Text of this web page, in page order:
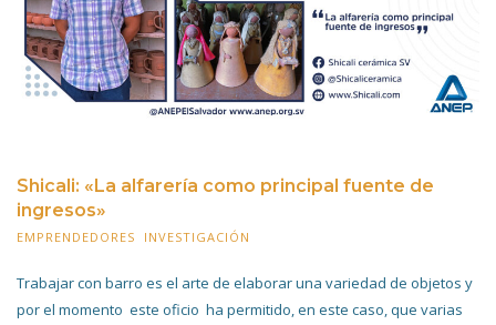
Shicali: «La alfarería como principal fuente de
ingresos»
EMPRENDEDORES INVESTIGACIÓN
Trabajar con barro es el arte de elaborar una variedad de objetos y
por el momento este oficio ha permitido, en este caso, que varias